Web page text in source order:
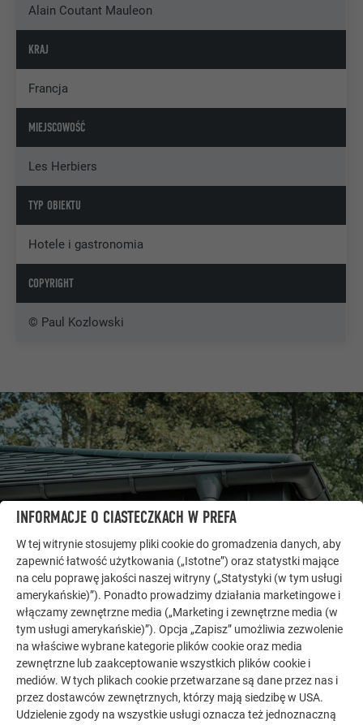
Alain Coutant Mauleon
KRAJ
Francja
MIEJSCOWOŚĆ
Les Herbiers
TYP OBIEKTU
Hotele i gastronomia
COPYRIGHT
© Paul Kozlowski
DAJ SIĘ ZAINSPIROWAĆ
DALSZE OBIEKTY
Galeria referencyjna PREFA pokazuje, jak
wszechstronne może być zastosowanie aluminium.
Odkryj więcej imponujących projektów z trwałymi
aluminiowymi rozwiązaniami PREFA na dachy, systemy
INFORMACJE O CIASTECZKACH W PREFA
W tej witrynie stosujemy pliki cookie do gromadzenia danych, aby
zapewnić łatwość użytkowania („Istotne”) oraz statystki mające
na celu poprawę jakości naszej witryny („Statystyki (w tym usługi
amerykańskie)”). Ponadto prowadzimy działania marketingowe i
włączamy zewnętrzne media („Marketing i zewnętrzne media (w
tym usługi amerykańskie)”). Opcja „Zapisz” umożliwia zezwolenie
na właściwe wybrane kategorie plików cookie oraz media
zewnętrzne lub zaakceptowanie wszystkich plików cookie i
mediów. W tych plikach cookie przetwarzane są dane przez nas i
przez dostawców zewnętrznych, którzy mają siedzibę w USA.
Udzielenie zgody na wszystkie usługi oznacza też jednoznaczną